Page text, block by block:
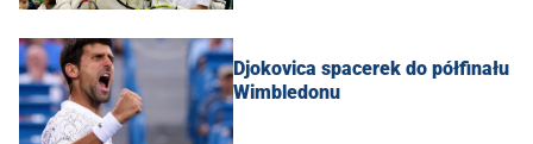
Djokovica spacerek do półfinału
Wimbledonu